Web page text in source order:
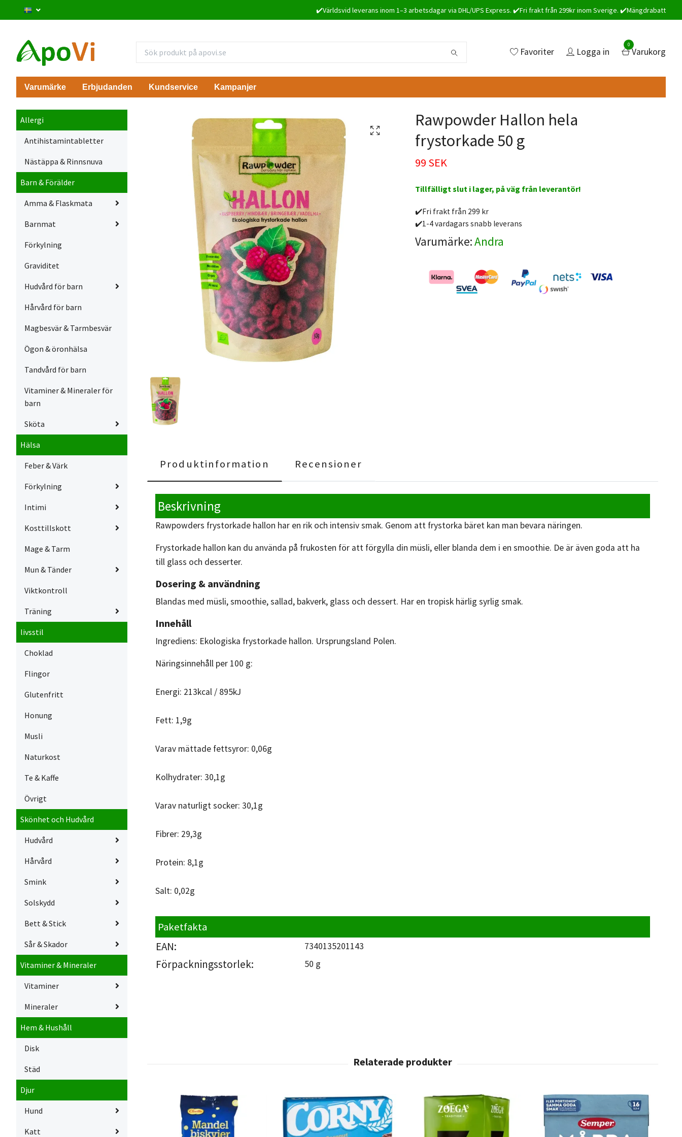
✔️Världsvid leverans inom 1–3 arbetsdagar via DHL/UPS Express. ✔️Fri frakt från 299kr inom Sverige. ✔️Mängdrabatt
Favoriter Logga in
0
Varukorg
Varumärke Erbjudanden Kundservice Kampanjer
Allergi
Antihistamintabletter
Nästäppa & Rinnsnuva
Barn & Förälder
Amma & Flaskmata
Barnmat
Förkylning
Graviditet
Hudvård för barn
Hårvård för barn
Magbesvär & Tarmbesvär
Ögon & öronhälsa
Tandvård för barn
Vitaminer & Mineraler för
barn
Sköta
Hälsa
Feber & Värk
Förkylning
Intimi
Kosttillskott
Mage & Tarm
Mun & Tänder
Viktkontroll
Träning
livsstil
Choklad
Flingor
Glutenfritt
Honung
Musli
Naturkost
Te & Kaffe
Övrigt
Skönhet och Hudvård
Hudvård
Hårvård
Smink
Solskydd
Bett & Stick
Sår & Skador
Vitaminer & Mineraler
Vitaminer
Mineraler
Hem & Hushåll
Disk
Städ
Djur
Hund
Katt
Rawpowder Hallon hela
frystorkade 50 g
99 SEK
Tillfälligt slut i lager, på väg från leverantör!
✔️Fri frakt från 299 kr
✔️1-4 vardagars snabb leverans
Varumärke:Andra
Produktinformation Recensioner
Beskrivning
Rawpowders frystorkade hallon har en rik och intensiv smak. Genom att frystorka bäret kan man bevara näringen.
Frystorkade hallon kan du använda på frukosten för att förgylla din müsli, eller blanda dem i en smoothie. De är även goda att ha
till glass och desserter.
Dosering & användning
Blandas med müsli, smoothie, sallad, bakverk, glass och dessert. Har en tropisk härlig syrlig smak.
Innehåll
Ingrediens: Ekologiska frystorkade hallon. Ursprungsland Polen.
Näringsinnehåll per 100 g:
Energi: 213kcal / 895kJ
Fett: 1,9g
Varav mättade fettsyror: 0,06g
Kolhydrater: 30,1g
Varav naturligt socker: 30,1g
Fibrer: 29,3g
Protein: 8,1g
Salt: 0,02g
Paketfakta
EAN: 7340135201143
Förpackningsstorlek: 50 g